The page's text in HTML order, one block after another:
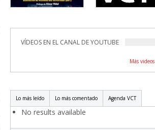
VÍDEOS EN EL CANAL DE YOUTUBE
Más videos
Lo más leído Lo más comentado Agenda VCT
No results available